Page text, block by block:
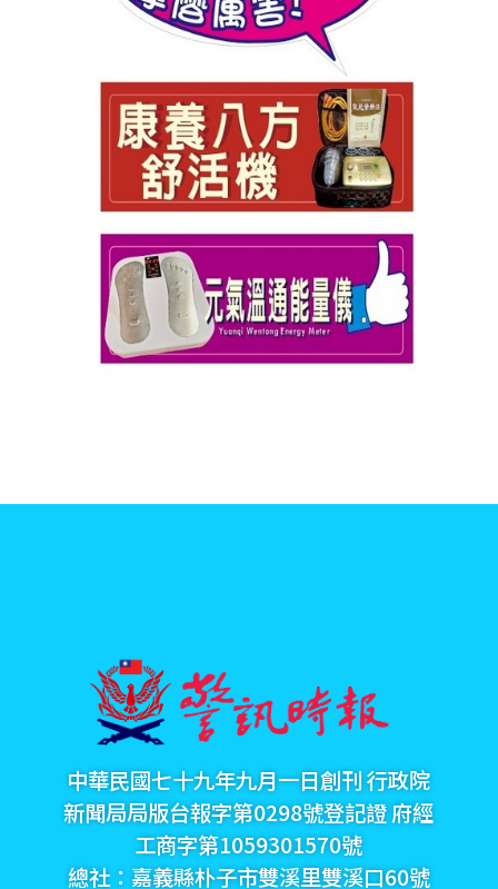
中華民國七十九年九月一日創刊 行政院
新聞局局版台報字第0298號登記證 府經
工商字第1059301570號
總社：嘉義縣朴子市雙溪里雙溪口60號